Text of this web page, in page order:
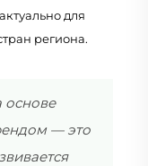
для
региона.
основе
— это